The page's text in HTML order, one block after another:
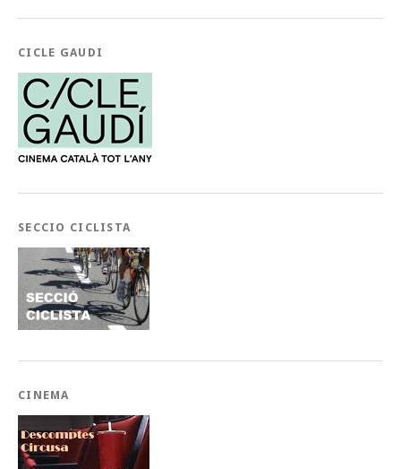
CICLE GAUDI
SECCIO CICLISTA
CINEMA